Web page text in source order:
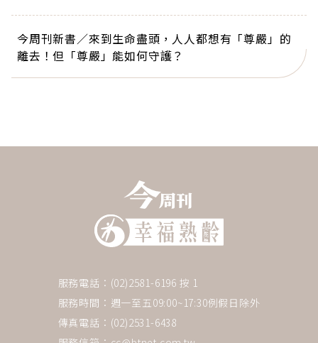
今周刊新書／來到生命盡頭，人人都想有「尊嚴」的
離去！但「尊嚴」能如何守護？
服務電話：(02)2581-6196 按 1
服務時間：週一至五09:00~17:30例假日除外
傳真電話：(02)2531-6438